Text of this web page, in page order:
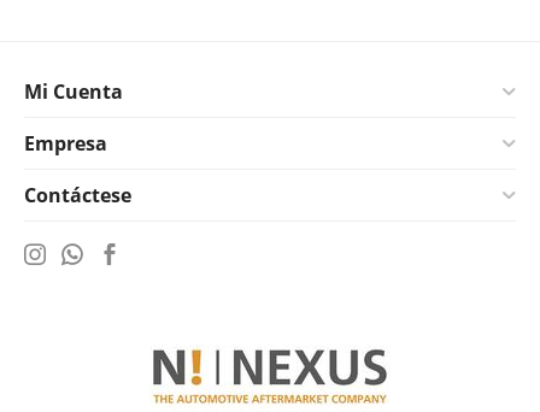
Mi Cuenta
Empresa
Contáctese